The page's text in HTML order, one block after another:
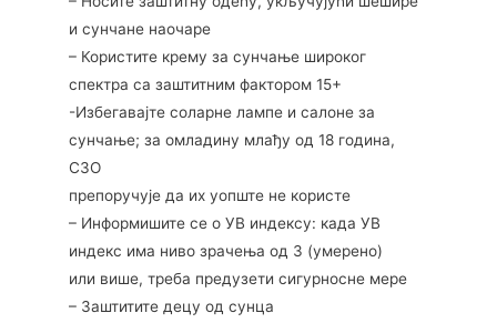
и сунчане наочаре
– Користите крему за сунчање широког
спектра са заштитним фактором 15+
-Избегавајте соларне лампе и салоне за
сунчање; за омладину млађу од 18 година,
СЗО
препоручује да их уопште не користе
– Информишите се о УВ индексу: када УВ
индекс има ниво зрачења од 3 (умерено)
или више, треба предузети сигурносне мере
– Заштитите децу од сунца